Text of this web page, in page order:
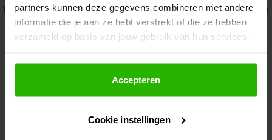
partners kunnen deze gegevens combineren met andere
informatie die je aan ze hebt verstrekt of die ze hebben
verzameld op basis van jouw gebruik van hun services.
Als je op "Accepteer" klikt, dan geef je Voordeeluitjes.nl
toestemming om cookies voor social media en
gepersonaliseerde advertenties te plaatsen.
Lees hier meer over in onsprivacybeleid
Accepteren
Cookie instellingen
loadingwww.voordeeluitjes.nl (see the browser console for more
information).